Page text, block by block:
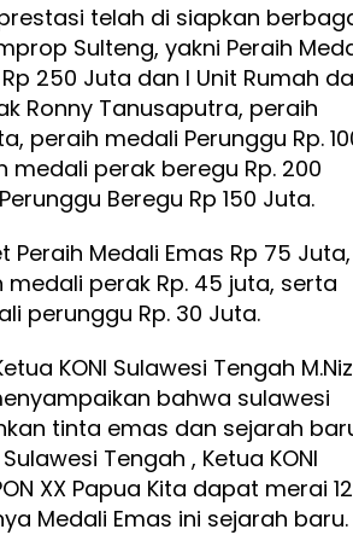
telah di siapkan
Sulteng, yakni Peraih
250 Juta dan I Unit Rumah
Ronny Tanusaputra, peraih
peraih medali Perunggu Rp.
medali perak beregu Rp. 200
Beregu Rp 150 Juta.
Medali Emas Rp 75 Juta,
perak Rp. 45 juta, serta
perunggu Rp. 30 Juta.
KONI Sulawesi Tengah
bahwa sulawesi
tinta emas dan sejarah
Tengah , Ketua KONI
XX Papua Kita dapat merai 12
Medali Emas ini sejarah baru.